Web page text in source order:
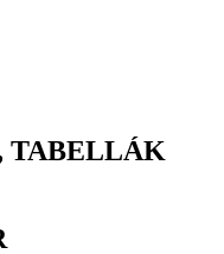
TABELLÁK